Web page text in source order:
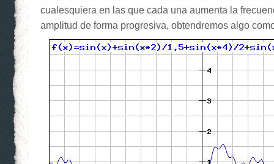
cualesquiera en las que cada una aumenta la
amplitud de forma progresiva, obtendremos algo